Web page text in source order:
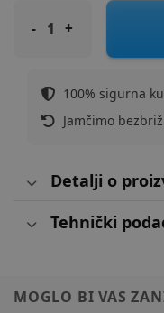
BESAFE navlaka za
100% sigurna
Jamčimo
Detalji o
Tehnički
MOGLO BI VAS